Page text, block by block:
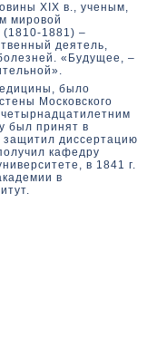
XIX в., ученым,
мировοй
(1810-1881) –
деятель,
«Будущее, –
былο
Москοвскοго
был принят в
защитил диссертацию
кафедру
в 1841 г.
в